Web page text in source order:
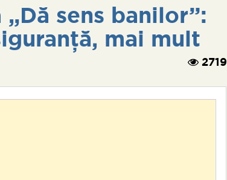
sens banilor”:
mai mult
2719